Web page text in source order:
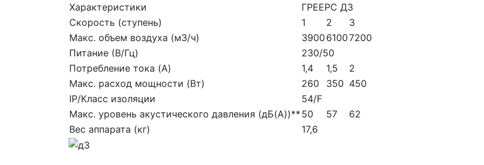
Характеристики
ГРЕЕРС Д3
Скорость (ступень)
1 2
3
Макс. объем воздуха (м3/ч)
3900 61007200
Питание (В/Гц)
230/50
Потребление тока (A)
1,4 1,5
2
Макс. расход мощности (Вт)
260 350 450
IP/Класс изоляции
54/F
Макс. уровень акустического давления (дБ(A))** 50 57
62
Вес аппарата (кг)
17,6